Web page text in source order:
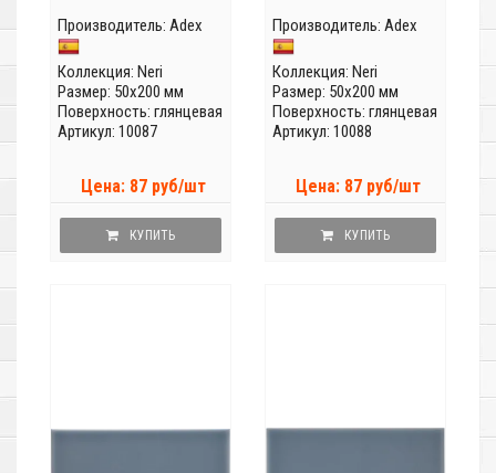
Производитель: Adex
Коллекция: Neri
Размер: 50x200 мм
Поверхность: глянцевая
Артикул: 10087
Цена: 87 руб/шт
КУПИТЬ
Производитель: Adex
Коллекция: Neri
Размер: 50x200 мм
Поверхность: глянцевая
Артикул: 10088
Цена: 87 руб/шт
КУПИТЬ